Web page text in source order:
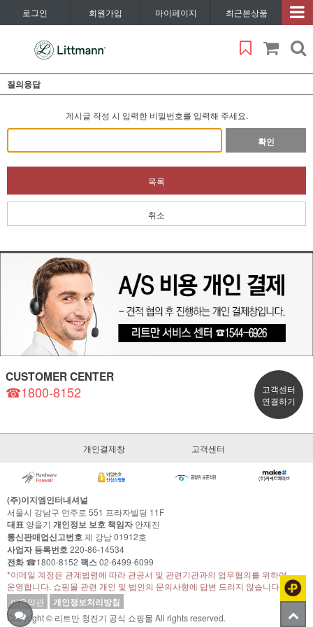
로그인 회원가입 마이페이지 최근본상품
질의응답
게시글 작성 시 입력한 비밀번호를 입력해 주세요.
확인
목록
취소
CUSTOMER CENTER
☎1800-8152
고객센터
연결하기
개인결제창 고객센터
(주)이지엠인터내셔널
서울시 강남구 언주로 551 프라자빌딩 11F
대표 양을기 개인정보 보호 책임자안재진
통신판매업신고번호제 강남 01912호
사업자 등록번호220-86-14534
전화☎1800-8152 팩스02-6499-6099
*이메일 계정은 관계법령에 따라 관공서 및 관련기관과의 업무협의를 위하여
운영합니다. 쇼핑몰 관련 개인 및 법인의 문의사항에 답변 드리지 않습니다.
이용약관
개인정보처리방침
Copyright © 리트만 청진기 공식 쇼핑몰 All rights reserved.